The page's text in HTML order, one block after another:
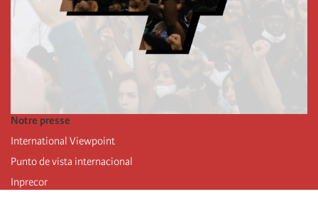
Notre presse
International Viewpoint
Punto de vista internacional
Inprecor